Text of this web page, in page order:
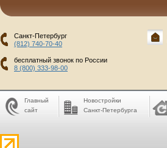
Санкт-Петербург
(812) 740-70-40
бесплатный звонок по России
8 (800) 333-98-00
Главный
сайт
Новостройки
Санкт-Петербурга